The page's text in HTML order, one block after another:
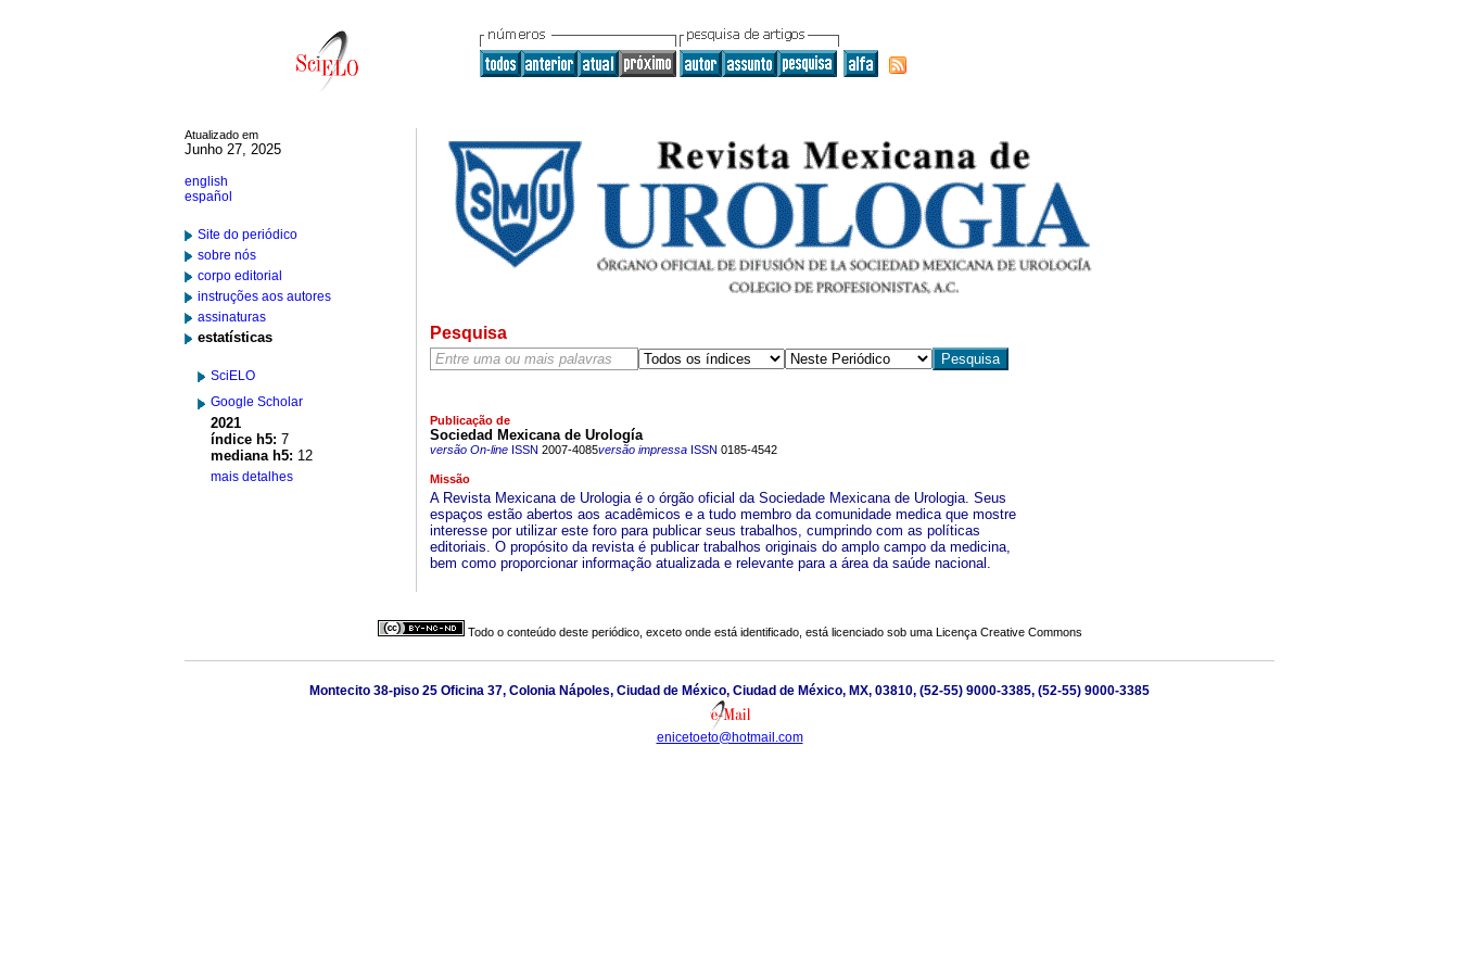
Atualizado em
Junho 27, 2025
english
español
Site do periódico
sobre nós
corpo editorial
instruções aos autores
assinaturas
estatísticas
SciELO
Google Scholar
2021
índice h5: 7
mediana h5: 12
mais detalhes
Pesquisa
Publicação de
Sociedad Mexicana de Urología
versão On-lineISSN 2007-4085versão impressaISSN 0185-4542
Missão
A Revista Mexicana de Urologia é o órgão oficial da Sociedade Mexicana de Urologia. Seus
espaços estão abertos aos acadêmicos e a tudo membro da comunidade medica que mostre
interesse por utilizar este foro para publicar seus trabalhos, cumprindo com as políticas
editoriais. O propósito da revista é publicar trabalhos originais do amplo campo da medicina,
bem como proporcionar informação atualizada e relevante para a área da saúde nacional.
Todo o conteúdo deste periódico, exceto onde está identificado, está licenciado sob uma Licença Creative Commons
Montecito 38-piso 25 Oficina 37, Colonia Nápoles, Ciudad de México, Ciudad de México, MX, 03810, (52-55) 9000-3385, (52-55) 9000-3385
enicetoeto@hotmail.com